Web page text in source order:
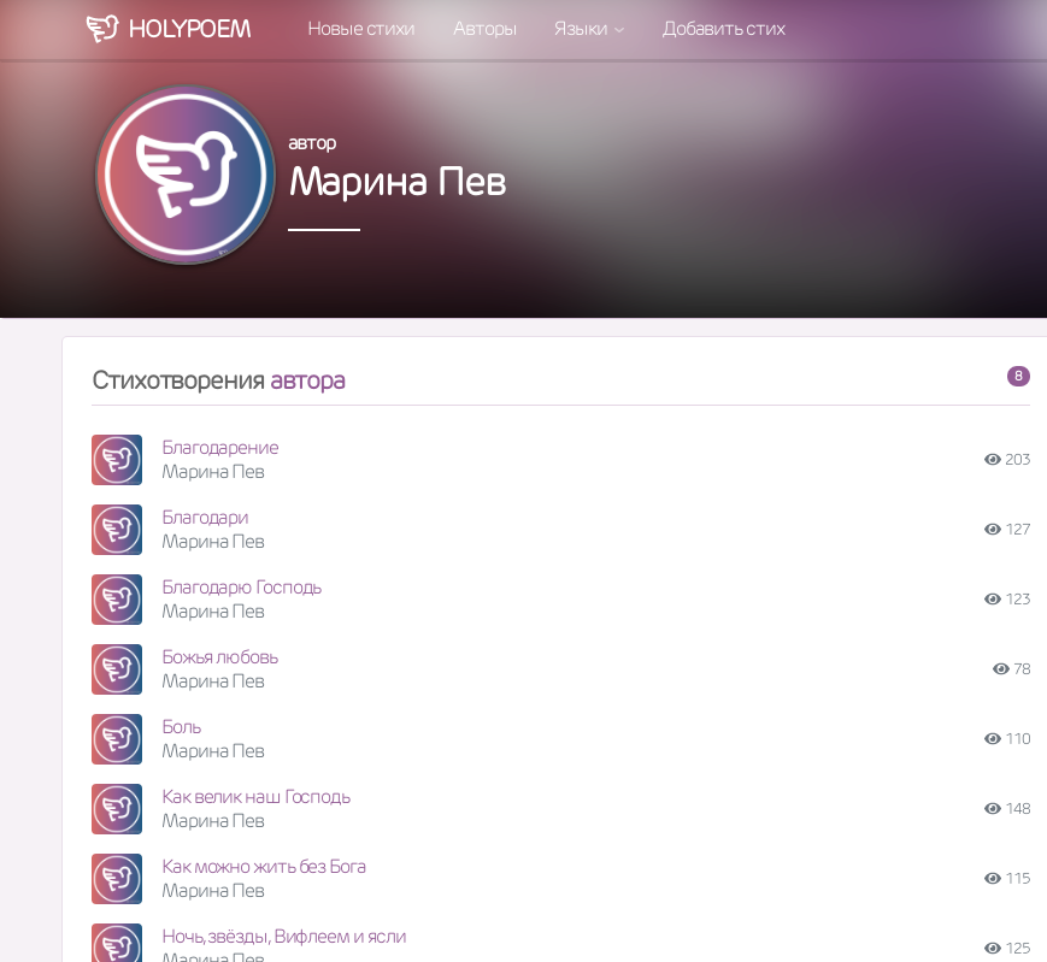
HOLYPOEM Новые стихи Авторы Языки Добавить стих
автор
Марина Пев
Стихотворения автора 8
Благодарение
Марина Пев
203
Благодари
Марина Пев
127
Благодарю Господь
Марина Пев
123
Божья любовь
Марина Пев
78
Боль
Марина Пев
110
Как велик наш Господь
Марина Пев
148
Как можно жить без Бога
Марина Пев
115
Ночь, звёзды, Вифлеем и ясли
125